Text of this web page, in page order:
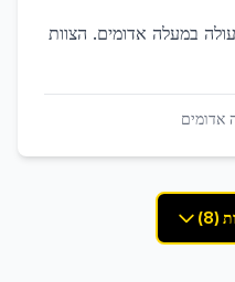
מעולה במעלה אדומים. הצוות
אדומים
(8)